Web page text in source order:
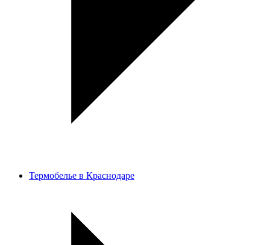
Термобелье в Краснодаре